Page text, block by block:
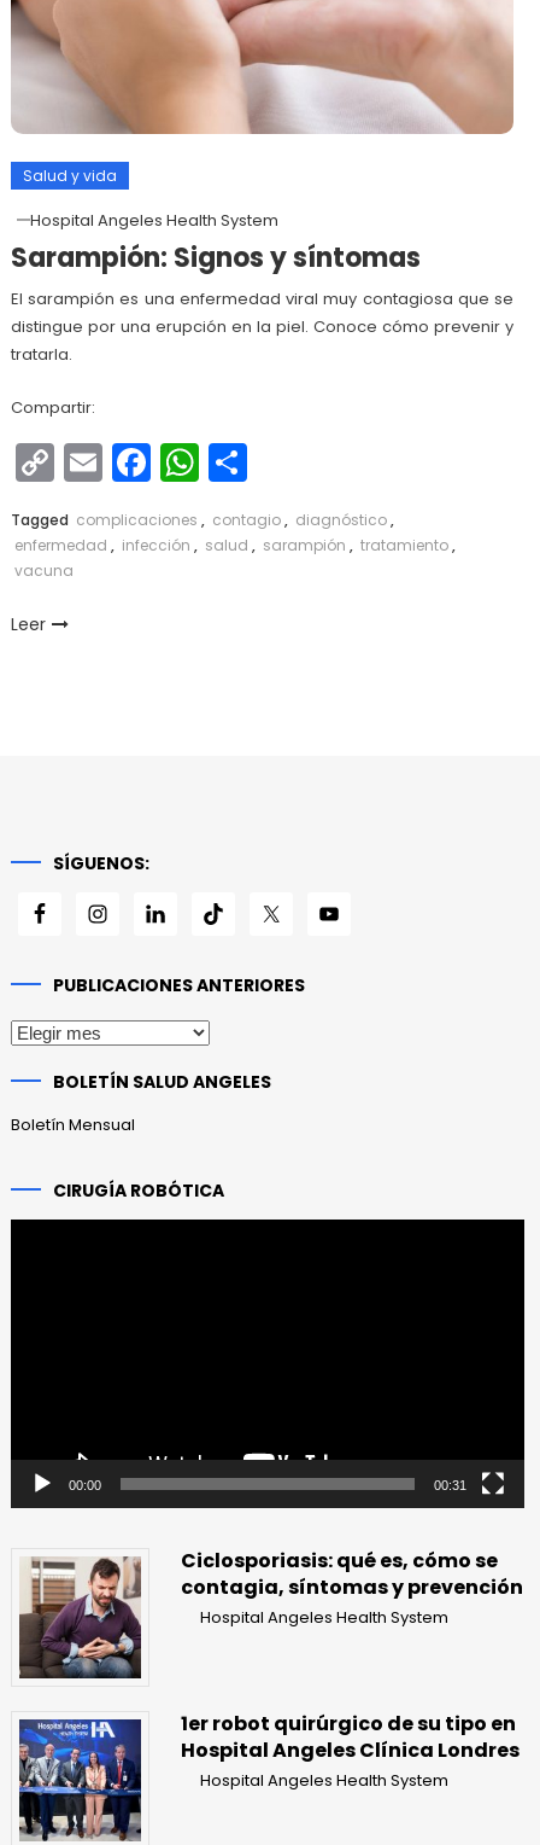
Salud y vida
Hospital Angeles Health System
Sarampión: Signos y síntomas
El sarampión es una enfermedad viral muy contagiosa que se
distingue por una erupción en la piel. Conoce cómo prevenir y
tratarla.
Compartir:
Copy
Link
EmailFacebook
WhatsApp
Compartir
Tagged complicaciones , contagio, diagnóstico,
enfermedad , infección , salud , sarampión , tratamiento,
vacuna
Leer
SÍGUENOS:
PUBLICACIONES ANTERIORES
Publicaciones
BOLETÍN SALUD ANGELES
Boletín Mensual
CIRUGÍA ROBÓTICA
00:00 00:31
Ciclosporiasis: qué es, cómo se
contagia, síntomas y prevención
Hospital Angeles Health System
1er robot quirúrgico de su tipo en
Hospital Angeles Clínica Londres
Hospital Angeles Health System